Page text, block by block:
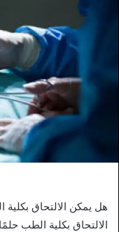
هل يمكن الالتحاق بكلية
الالتحاق بكلية الطب